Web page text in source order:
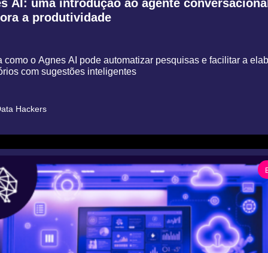
AI: uma introdução ao agente
a produtividade
como o Agnes AI pode automatizar pesquisas e facilitar a
com sugestões inteligentes
Hackers